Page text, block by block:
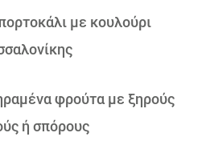
με κουλούρι
φρούτα με ξηρούς
ή σπόρους